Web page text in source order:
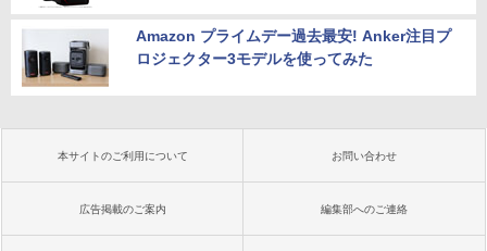
Amazon プライムデー過去最安! Anker注目プ
ロジェクター3モデルを使ってみた
本サイトのご利用について お問い合わせ
広告掲載のご案内 編集部へのご連絡